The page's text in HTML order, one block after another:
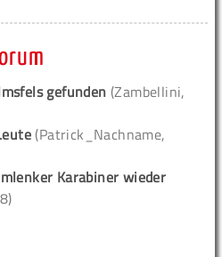
gefunden (Zambellini,
(Patrick_Nachname,
Karabiner wieder